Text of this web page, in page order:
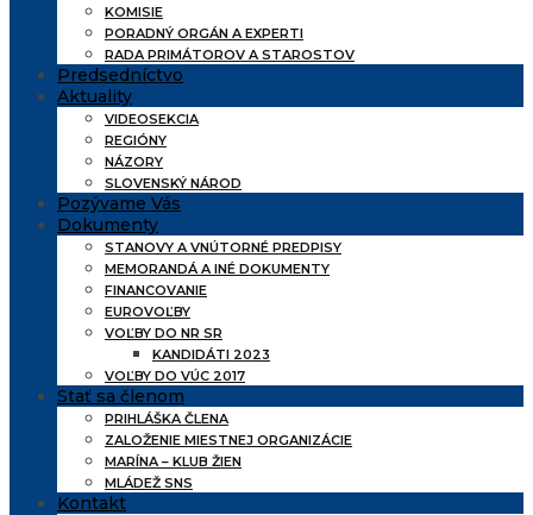
KOMISIE
PORADNÝ ORGÁN A EXPERTI
RADA PRIMÁTOROV A STAROSTOV
Predsedníctvo
Aktuality
VIDEOSEKCIA
REGIÓNY
NÁZORY
SLOVENSKÝ NÁROD
Pozývame Vás
Dokumenty
STANOVY A VNÚTORNÉ PREDPISY
MEMORANDÁ A INÉ DOKUMENTY
FINANCOVANIE
EUROVOĽBY
VOĽBY DO NR SR
KANDIDÁTI 2023
VOĽBY DO VÚC 2017
Stať sa členom
PRIHLÁŠKA ČLENA
ZALOŽENIE MIESTNEJ ORGANIZÁCIE
MARÍNA – KLUB ŽIEN
MLÁDEŽ SNS
Kontakt